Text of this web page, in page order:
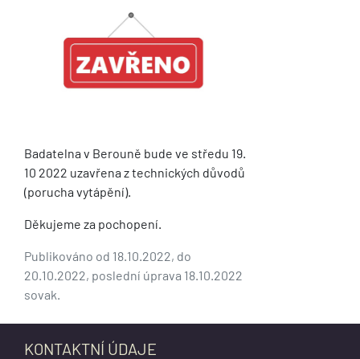
Badatelna v Berouně bude ve středu 19.
10 2022 uzavřena z technických důvodů
(porucha vytápění).
Děkujeme za pochopení.
Publikováno od 18.10.2022, do
20.10.2022, poslední úprava 18.10.2022
sovak.
KONTAKTNÍ ÚDAJE